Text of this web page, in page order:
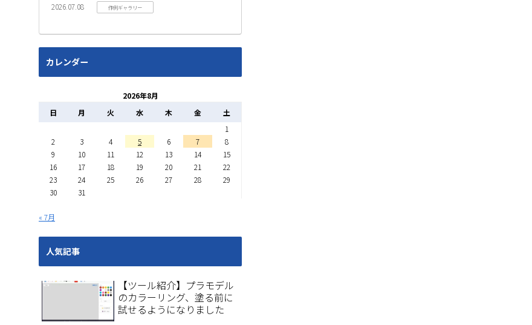
2026.07.08 作例ギャラリー
カレンダー
2026年8月
日
月 火 水 木 金
土
1
2
3 4 5 6 7
8
9
10 11 12 13 14
15
16
17 18 19 20 21
22
23
24 25 26 27 28
29
30
31
« 7月
人気記事
【ツール紹介】プラモデル
のカラーリング、塗る前に
試せるようになりました